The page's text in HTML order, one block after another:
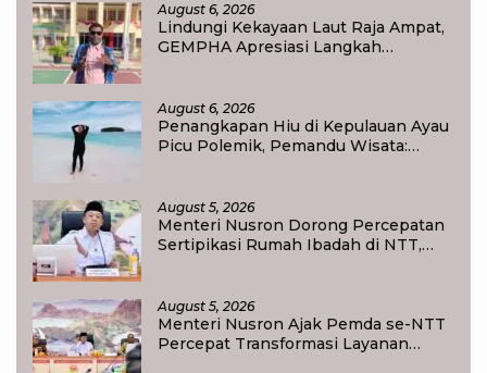
August 6, 2026
Lindungi Kekayaan Laut Raja Ampat,
GEMPHA Apresiasi Langkah
August 6, 2026
Penangkapan Hiu di Kepulauan Ayau
Picu Polemik, Pemandu Wisata:
August 5, 2026
Menteri Nusron Dorong Percepatan
Sertipikasi Rumah Ibadah di NTT,
August 5, 2026
Menteri Nusron Ajak Pemda se-NTT
Percepat Transformasi Layanan